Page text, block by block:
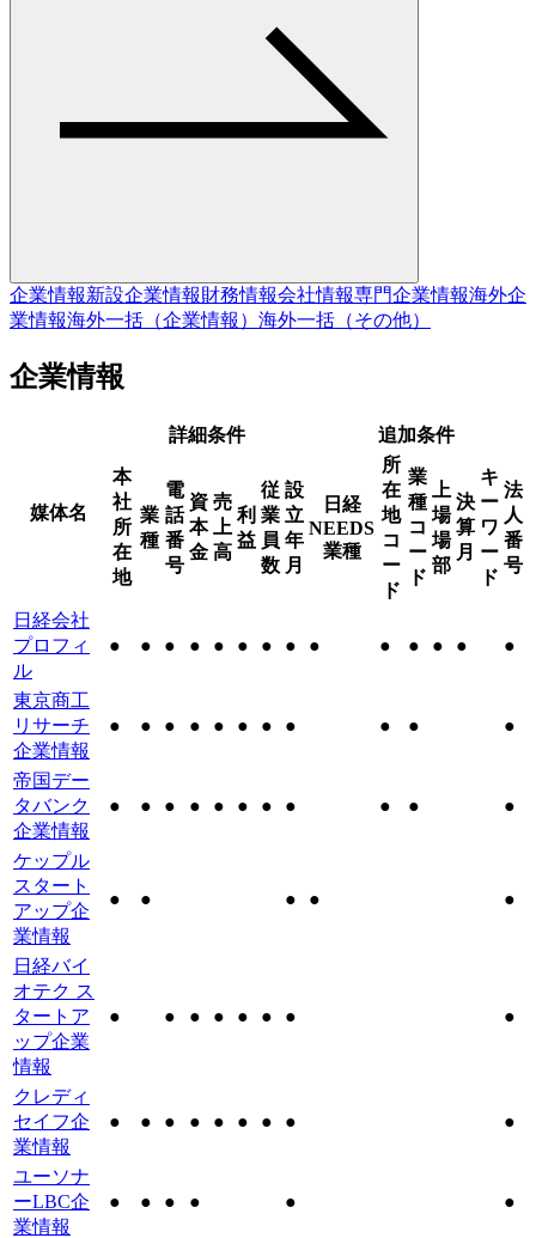
企業情報新設企業情報財務情報会社情報専門企業情報海外企
業情報海外一括（企業情報） 海外一括（その他）
企業情報
媒体名
詳細条件 追加条件
本
社
所
在
地
業
種
電
話
番
号
資
本
金
売
上
高
利
益
従
業
員
数
設
立
年
月
日経
NEEDS
業種
所
在
地
コ
ー
ド
業
種
コ
ー
ド
上
場
場
部
決
算
月
キ
ー
ワ
ー
ド
法
人
番
号
日経会社
プロフィ
ル
● ● ● ● ● ● ● ● ● ● ● ● ● ●
東京商工
リサーチ
企業情報
● ● ● ● ● ● ● ● ● ● ●
帝国デー
タバンク
企業情報
● ● ● ● ● ● ● ● ● ● ●
ケップル
スタート
アップ企
業情報
● ● ● ● ●
日経バイ
オテク ス
タートア
ップ企業
情報
● ● ● ● ● ● ● ●
クレディ
セイフ企
業情報
● ● ● ● ● ● ● ● ●
ユーソナ
ーLBC企
業情報
● ● ● ● ● ●